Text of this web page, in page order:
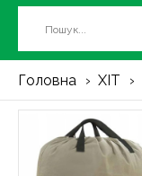
Головна ХІТ